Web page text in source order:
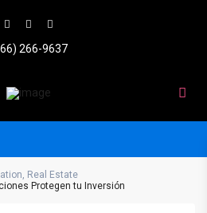
266-9637
, Real Estate
Protegen tu Inversión